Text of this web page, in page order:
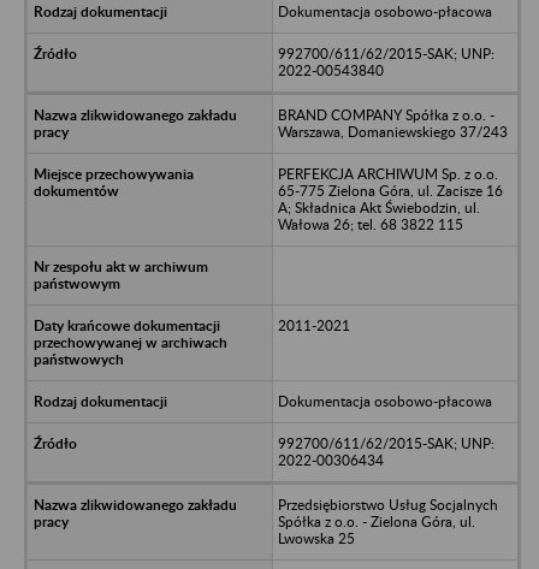
Dokumentacja osobowo-płacowa
992700/611/62/2015-SAK; UNP:
2022-00543840
BRAND COMPANY Spółka z o.o. -
Warszawa, Domaniewskiego 37/243
PERFEKCJA ARCHIWUM Sp. z o.o.
65-775 Zielona Góra, ul. Zacisze 16
A; Składnica Akt Świebodzin, ul.
Wałowa 26; tel. 68 3822 115
2011-2021
Dokumentacja osobowo-płacowa
992700/611/62/2015-SAK; UNP:
2022-00306434
Przedsiębiorstwo Usług Socjalnych
Spółka z o.o. - Zielona Góra, ul.
Lwowska 25